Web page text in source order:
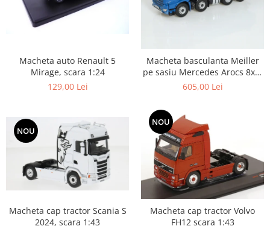
Macheta auto Renault 5
Mirage, scara 1:24
129,00 Lei
Macheta basculanta Meiller
pe sasiu Mercedes Arocs 8x4,
scara 1:50
605,00 Lei
NOU
Macheta cap tractor Scania S
2024, scara 1:43
NOU
Macheta cap tractor Volvo
FH12 scara 1:43